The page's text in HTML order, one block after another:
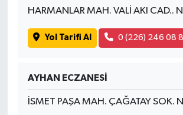
HARMANLAR MAH. VALİ AKI CAD..
Yol Tarifi Al 0 (226) 246 08
AYHAN ECZANESİ
İSMET PAŞA MAH. ÇAĞATAY SOK.